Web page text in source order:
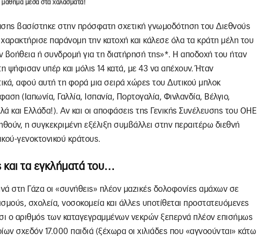
μάθημα μέσα στα χαλάσματα!
βασίστηκε στην πρόσφατη σχετική γνωμοδότηση του Διεθνούς
παράνομη την κατοχή και κάλεσε όλα τα κράτη μέλη του
ή συνδρομή για τη διατήρησή της»*. Η αποδοχή του ήταν
ψήφισαν υπέρ και μόλις 14 κατά, με 43 να απέχουν. Ήταν
αφού αυτή τη φορά μια σειρά χώρες του Δυτικού μπλοκ
(Ιαπωνία, Γαλλία, Ισπανία, Πορτογαλία, Φινλανδία, Βέλγιο,
και Ελλάδα!). Αν και οι αποφάσεις της Γενικής Συνέλευσης του ΟΗΕ
η συγκεκριμένη εξέλιξη συμβάλλει στην περαιτέρω διεθνή
γενοκτονικού κράτους.
τα εγκλήματά του…
στη Γάζα οι «συνήθεις» πλέον μαζικές δολοφονίες αμάχων σε
σχολεία, νοσοκομεία και άλλες υποτίθεται προστατευόμενες
ο αριθμός των καταγεγραμμένων νεκρών ξεπερνά πλέον επισήμως
σχεδόν 17.000 παιδιά (ξέχωρα οι χιλιάδες που «αγνοούνται» κάτω